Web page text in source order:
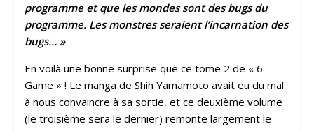
programme et que les mondes sont des bugs du
programme. Les monstres seraient l’incarnation des
bugs… »
En voilà une bonne surprise que ce tome 2 de « 6
Game » ! Le manga de Shin Yamamoto avait eu du mal
à nous convaincre à sa sortie, et ce deuxième volume
(le troisième sera le dernier) remonte largement le